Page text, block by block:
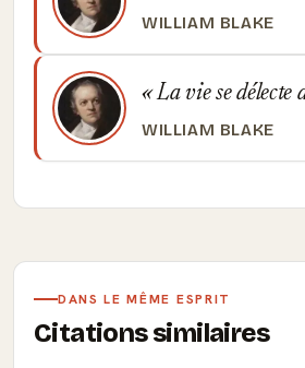
WILLIAM BLAKE
La vie se délecte
WILLIAM BLAKE
DANS LE MÊME ESPRIT
Citations similaires